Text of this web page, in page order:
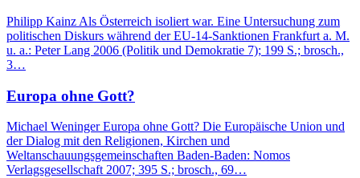
Philipp Kainz Als Österreich isoliert war. Eine Untersuchung zum
politischen Diskurs während der EU-14-Sanktionen Frankfurt a. M.
u. a.: Peter Lang 2006 (Politik und Demokratie 7); 199 S.; brosch.,
3…
Europa ohne Gott?
Michael Weninger Europa ohne Gott? Die Europäische Union und
der Dialog mit den Religionen, Kirchen und
Weltanschauungsgemeinschaften Baden-Baden: Nomos
Verlagsgesellschaft 2007; 395 S.; brosch., 69…